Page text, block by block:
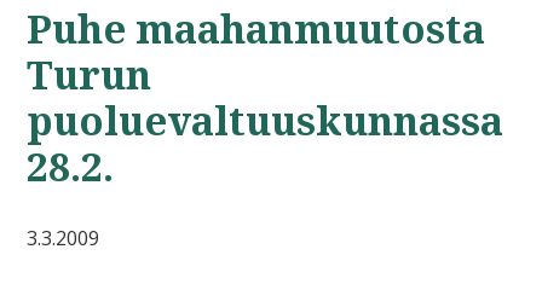
Puhe maahanmuutosta
Turun
puoluevaltuuskunnassa
28.2.
3.3.2009